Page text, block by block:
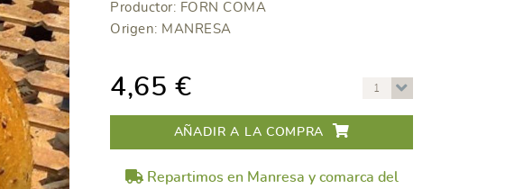
Productor: FORN COMA
Origen: MANRESA
4,65 € 1
AÑADIR A LA COMPRA
Repartimos en Manresa y comarca del